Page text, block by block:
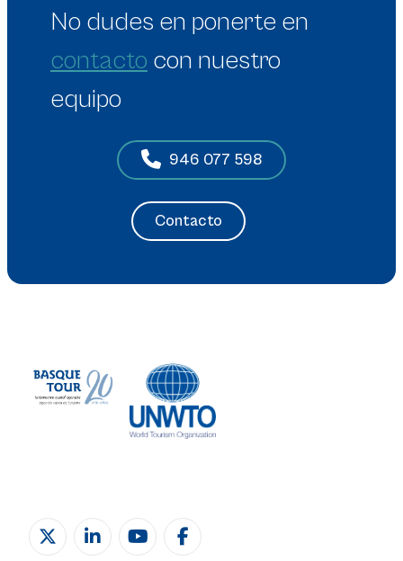
No dudes en ponerte en
contacto con nuestro
equipo
946 077 598
Contacto